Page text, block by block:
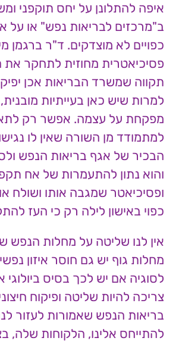
איפה להתלונן על יחס תוקפני
ב"מרכזים לבריאות נפש" או על
כפויים לא מוצדקים. ד"ר ברגמן
פסיכיאטרית מחוזית לתחקר את
תקווה שמשרד הבריאות אכן
למרות שיש כאן בעייתיות
מפקחת על עצמה. אפשר רק
למתמודד מן השורה שאין לו
הבכיר של אגף בריאות הנפש
והוא נתון להתעמרות של אח
ופסיכיאטר שמגבה אותו ושולח
כפוי באישון לילה רק כי העז
אין לנו שליטה על מחלות הנפש
מחלות גוף יש גם חוסר איזון
לסוגיה אם יש לכך בסיס ביולוגי
צריכה להיות שליטה ופיקוח
בריאות הנפש שאמורות לעזור
להתייחס אלינו, הלקוחות שלה,